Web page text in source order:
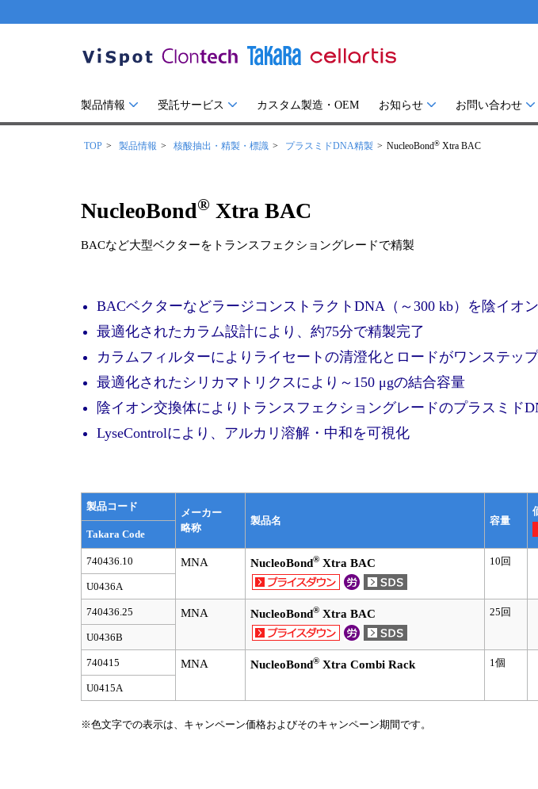
製品情報 受託サービス カスタム製造・OEM お知らせ お問い合わせ
TOP 製品情報 核酸抽出・精製・標識 プラスミドDNA精製 NucleoBond® Xtra BAC
NucleoBond® Xtra BAC
BACなど大型ベクターをトランスフェクショングレードで精製
BACベクターなどラージコンストラクトDNA（～300 kb）を陰イオ
最適化されたカラム設計により、約75分で精製完了
カラムフィルターによりライセートの清澄化とロードがワンステッ
最適化されたシリカマトリクスにより～150 μgの結合容量
陰イオン交換体によりトランスフェクショングレードのプラスミド
LyseControlにより、アルカリ溶解・中和を可視化
製品コード
メーカー
略称
製品名 容量
Takara Code
740436.10 MNA NucleoBond® Xtra BAC 10回
U0436A
740436.25 MNA NucleoBond® Xtra BAC 25回
U0436B
740415 MNA NucleoBond® Xtra Combi Rack 1個
U0415A
※色文字での表示は、キャンペーン価格およびそのキャンペーン期間です。